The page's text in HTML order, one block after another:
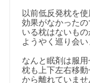
以前低反発枕を
効果がなかった
いる枕はないもの
ようやく巡り会い
なんと眠剤は服
枕も上下左右移
から離れていま